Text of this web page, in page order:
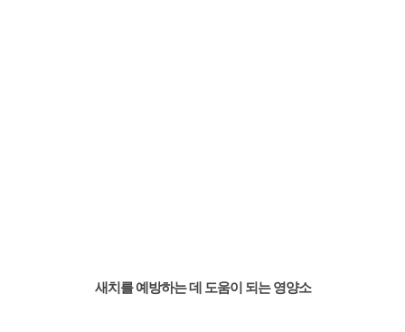
새치를 예방하는 데 도움이 되는 영양소